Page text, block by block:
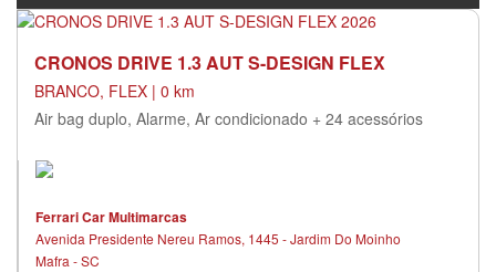
CRONOS DRIVE 1.3 AUT S-DESIGN FLEX
BRANCO, FLEX | 0 km
Air bag duplo, Alarme, Ar condicionado + 24 acessórios
Ferrari Car Multimarcas
Avenida Presidente Nereu Ramos, 1445 - Jardim Do Moinho
Mafra - SC